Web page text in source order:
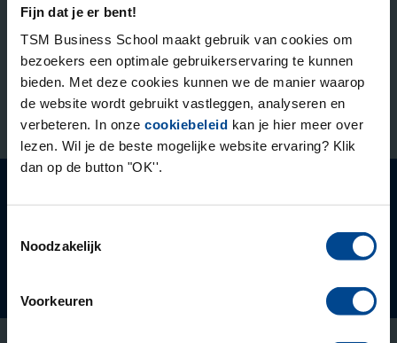
Fijn dat je er bent!
TSM Business School maakt gebruik van cookies om
bezoekers een optimale gebruikerservaring te kunnen
bieden. Met deze cookies kunnen we de manier waarop
de website wordt gebruikt vastleggen, analyseren en
verbeteren. In onze cookiebeleid kan je hier meer over
lezen. Wil je de beste mogelijke website ervaring? Klik
dan op de button "OK''.
Noodzakelijk
Voorkeuren
academische opleidingen.
Stuur mij de nieuwsbrief
Ontstaan vanuit de